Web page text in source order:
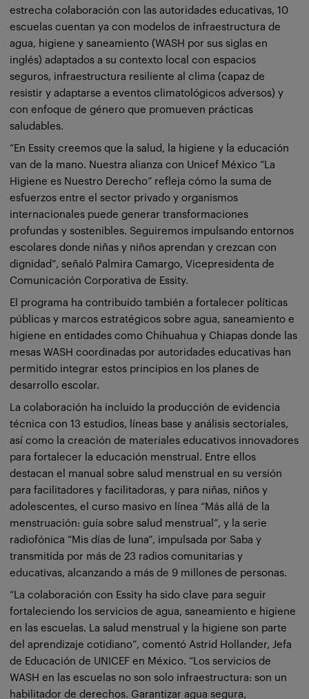
estrecha colaboración con las autoridades educativas, 10
escuelas cuentan ya con modelos de infraestructura de
agua, higiene y saneamiento (WASH por sus siglas en
inglés) adaptados a su contexto local con espacios
seguros, infraestructura resiliente al clima (capaz de
resistir y adaptarse a eventos climatológicos adversos) y
con enfoque de género que promueven prácticas
saludables.
“En Essity creemos que la salud, la higiene y la educación
van de la mano. Nuestra alianza con Unicef México “La
Higiene es Nuestro Derecho” refleja cómo la suma de
esfuerzos entre el sector privado y organismos
internacionales puede generar transformaciones
profundas y sostenibles. Seguiremos impulsando entornos
escolares donde niñas y niños aprendan y crezcan con
dignidad”, señaló Palmira Camargo, Vicepresidenta de
Comunicación Corporativa de Essity.
El programa ha contribuido también a fortalecer políticas
públicas y marcos estratégicos sobre agua, saneamiento e
higiene en entidades como Chihuahua y Chiapas donde las
mesas WASH coordinadas por autoridades educativas han
permitido integrar estos principios en los planes de
desarrollo escolar.
La colaboración ha incluido la producción de evidencia
técnica con 13 estudios, líneas base y análisis sectoriales,
así como la creación de materiales educativos innovadores
para fortalecer la educación menstrual. Entre ellos
destacan el manual sobre salud menstrual en su versión
para facilitadores y facilitadoras, y para niñas, niños y
adolescentes, el curso masivo en línea “Más allá de la
menstruación: guía sobre salud menstrual”, y la serie
radiofónica “Mis días de luna”, impulsada por Saba y
transmitida por más de 23 radios comunitarias y
educativas, alcanzando a más de 9 millones de personas.
“La colaboración con Essity ha sido clave para seguir
fortaleciendo los servicios de agua, saneamiento e higiene
en las escuelas. La salud menstrual y la higiene son parte
del aprendizaje cotidiano”, comentó Astrid Hollander, Jefa
de Educación de UNICEF en México. “Los servicios de
WASH en las escuelas no son solo infraestructura: son un
habilitador de derechos. Garantizar agua segura,